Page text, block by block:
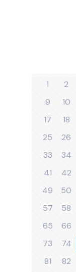
1 2
9
10
17
18
25
26
33
34
41
42
49
50
57
58
65
66
73
74
81
82